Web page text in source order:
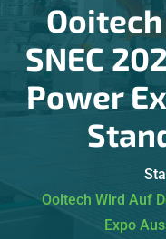
SNEC
Power
Ooitech Wird Auf
Expo